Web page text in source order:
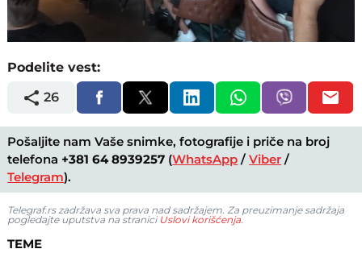
10.76%
Podelite vest:
26
Pošaljite nam Vaše snimke, fotografije i priče na broj
telefona +381 64 8939257 (WhatsApp /Viber /
Telegram).
Telegraf.rs zadržava sva prava nad sadržajem. Za preuzimanje sadržaja
pogledajte uputstva na stranici Uslovi korišćenja.
TEME